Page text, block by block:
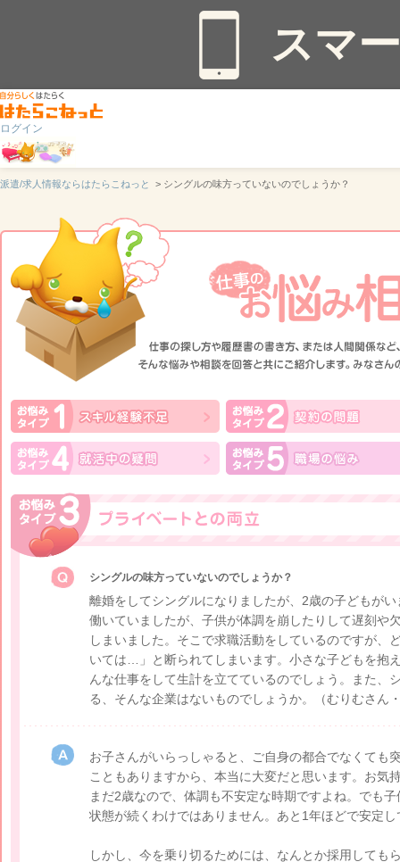
スマ
ログイン
派遣/求人情報ならはたらこねっと > シングルの味方っていないのでしょうか？
シングルの味方っていないのでしょうか？
離婚をしてシングルになりましたが、2歳の子どもが
働いていましたが、子供が体調を崩したりして遅刻や
しまいました。そこで求職活動をしているのですが、
いては…」と断られてしまいます。小さな子どもを抱
んな仕事をして生計を立てているのでしょう。また、
る、そんな企業はないものでしょうか。
（むりむさん
お子さんがいらっしゃると、ご自身の都合でなくても
こともありますから、本当に大変だと思います。お気
まだ2歳なので、体調も不安定な時期ですよね。でも
状態が続くわけではありません。あと1年ほどで安定
しかし、今を乗り切るためには、なんとか採用しても